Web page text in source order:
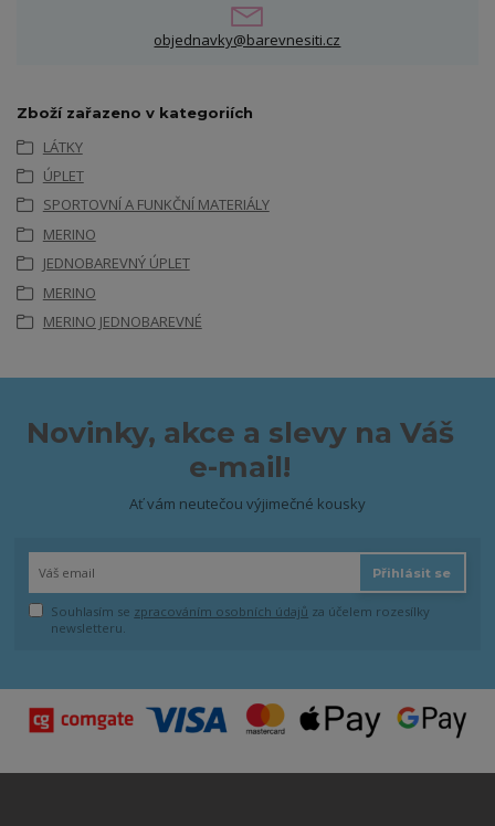
objednavky@barevnesiti.cz
Zboží zařazeno v kategoriích
LÁTKY
ÚPLET
SPORTOVNÍ A FUNKČNÍ MATERIÁLY
MERINO
JEDNOBAREVNÝ ÚPLET
MERINO
MERINO JEDNOBAREVNÉ
Novinky, akce a slevy na Váš
e-mail!
Ať vám neutečou výjimečné kousky
Přihlásit se
Souhlasím se zpracováním osobních údajů za účelem rozesílky
newsletteru.